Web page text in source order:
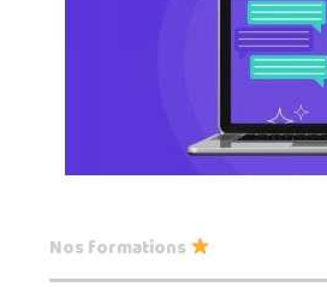
Nos formations